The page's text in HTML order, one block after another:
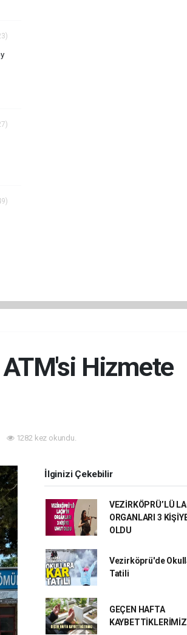
ATM'si Hizmete
1282 kez okundu.
İlginizi Çekebilir
VEZİRKÖPRÜ’LÜ
ORGANLARI 3
OLDU
Vezirköprü'de
Tatili
GEÇEN HAFTA
KAYBETTİKLERİMİZ